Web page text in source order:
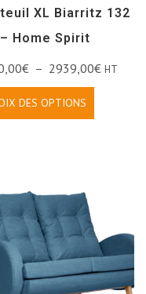
XL Biarritz 132
Home Spirit
€ – 2939,00€ HT
DES OPTIONS